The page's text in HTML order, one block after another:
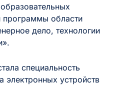
программы области
дело, технологии
специальность
электронных устройств